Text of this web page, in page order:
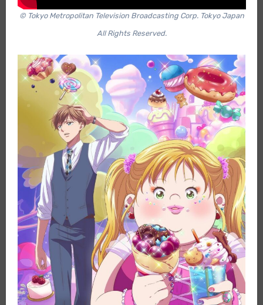
© Tokyo Metropolitan Television Broadcasting Corp. Tokyo Japan
All Rights Reserved.